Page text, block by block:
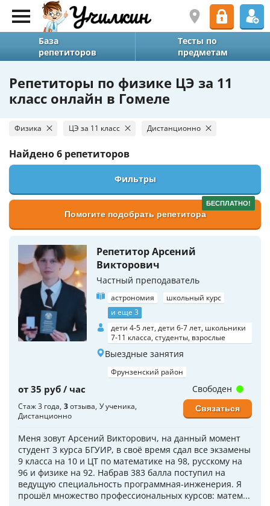
База
репетиторов
Тесты по
предметам
Репетиторы по физике ЦЭ за 11
класс онлайн в Гомеле
Физика ЦЭ за 11 класс Дистанционно
Найдено6 репетиторов
Фильтры
БЕСПЛАТНО!
Помогите подобрать репетитора
Репетитор Арсений
Викторович
Частный преподаватель
астрономия
школьный курс
и еще 3
дети 4-5 лет, дети 6-7 лет, школьники
7-11 класса, студенты, взрослые
Выездные занятия
Фрунзенский район
от 35 руб / час
Стаж 3 года 3отзыва У ученика
Дистанционно
Меня зовут Арсений Викторович, на данный момент
студент 3 курса БГУИР, в своё время сдал все экзамены
9 класса на 10 и ЦТ по математике на 98, русскому на
96 и физике на 92. Набрав 383 балла поступил на
ведущую специальность программная-инженерия. Я
прошёл множество профессиональных курсов: матем...
Свободен
Связаться